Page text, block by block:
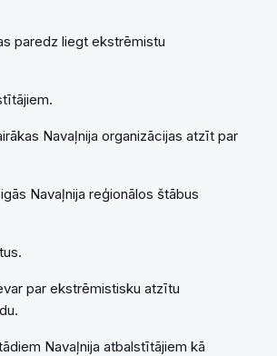
paredz liegt ekstrēmistu
Navaļnija organizācijas atzīt par
Navaļnija reģionālos štābus
par ekstrēmistisku atzītu
Navaļnija atbalstītājiem kā